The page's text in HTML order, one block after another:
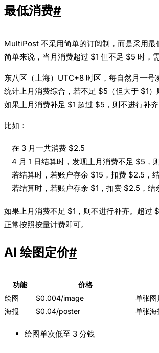
最低消费#
MultiPost 不采用简单的订阅制，而是采用最
简单来说，当月消费超过 $1 但不足 $5 时，
东八区（上海）UTC+8 时区，每自然月一号
统计上月消费综合，若不足 $5（但大于 $1）
如果上月消费补足 $1 超过 $5，则不进行补齐
比如：
在 3 月一共消费 $2.5
4 月 1 日结算时，发现上月消费不足 $5，
若结算时，若账户存余 $15，扣费 $2.5，
若结算时，若账户存余 $1，扣费 $2.5，结
如果上月消费不足 $1，则不进行补齐。超过
正常按照按量计费即可。
AI 绘图定价#
功能 价格
绘图
$0.004/image
单张图
海报
$0.04/poster 单张海
绘图单次低至 3 分钱